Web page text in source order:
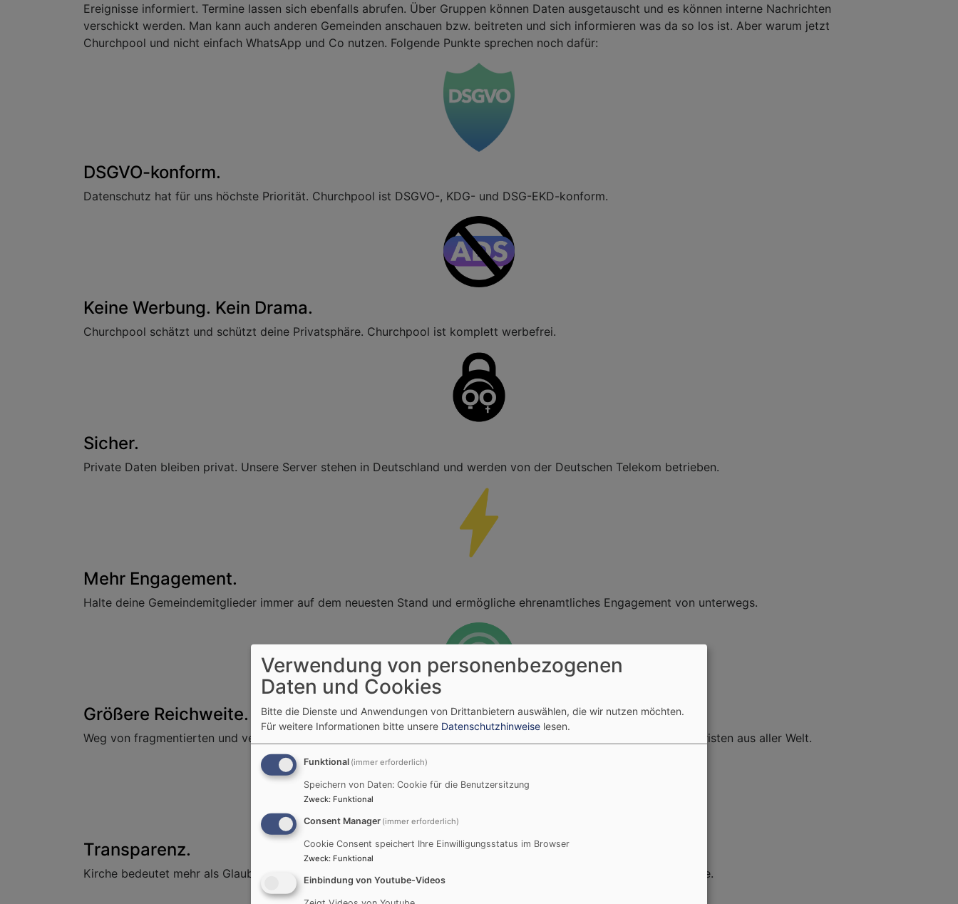
Ereignisse informiert. Termine lassen sich ebenfalls abrufen. Über Gruppen können Daten ausgetauscht und es können interne Nachrichten
verschickt werden. Man kann auch anderen Gemeinden anschauen bzw. beitreten und sich informieren was da so los ist. Aber warum jetzt
Churchpool und nicht einfach WhatsApp und Co nutzen. Folgende Punkte sprechen noch dafür:
DSGVO-konform.
Datenschutz hat für uns höchste Priorität. Churchpool ist DSGVO-, KDG- und DSG-EKD-konform.
Keine Werbung. Kein Drama.
Churchpool schätzt und schützt deine Privatsphäre. Churchpool ist komplett werbefrei.
Sicher.
Private Daten bleiben privat. Unsere Server stehen in Deutschland und werden von der Deutschen Telekom betrieben.
Mehr Engagement.
Halte deine Gemeindemitglieder immer auf dem neuesten Stand und ermögliche ehrenamtliches Engagement von unterwegs.
Größere Reichweite.
Weg von fragmentierten und versteckten Internetpräsenzen hin zu einer zentralen Plattform für Christinnen und Christen aus aller Welt.
Transparenz.
Kirche bedeutet mehr als Glaube. Ermögliche Einblicke in das bewundernswerte Innenleben deiner Kirchengemeinde.
Verwendung von personenbezogenen
Daten und Cookies
Bitte die Dienste und Anwendungen von Drittanbietern auswählen, die wir nutzen möchten.
Für weitere Informationen bitte unsere Datenschutzhinweise lesen.
Funktional (immer erforderlich)
Speichern von Daten: Cookie für die Benutzersitzung
Zweck: Funktional
Consent Manager (immer erforderlich)
Cookie Consent speichert Ihre Einwilligungsstatus im Browser
Zweck: Funktional
Einbindung von Youtube-Videos